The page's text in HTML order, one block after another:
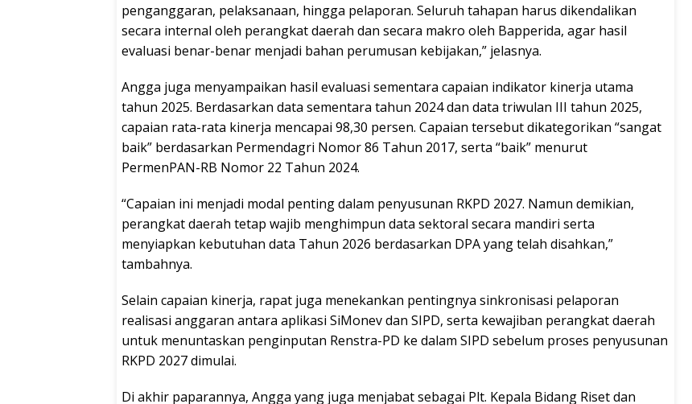
penganggaran, pelaksanaan, hingga pelaporan. Seluruh tahapan harus dikendalikan
secara internal oleh perangkat daerah dan secara makro oleh Bapperida, agar hasil
evaluasi benar-benar menjadi bahan perumusan kebijakan,” jelasnya.
Angga juga menyampaikan hasil evaluasi sementara capaian indikator kinerja utama
tahun 2025. Berdasarkan data sementara tahun 2024 dan data triwulan III tahun 2025,
capaian rata-rata kinerja mencapai 98,30 persen. Capaian tersebut dikategorikan “sangat
baik” berdasarkan Permendagri Nomor 86 Tahun 2017, serta “baik” menurut
PermenPAN-RB Nomor 22 Tahun 2024.
“Capaian ini menjadi modal penting dalam penyusunan RKPD 2027. Namun demikian,
perangkat daerah tetap wajib menghimpun data sektoral secara mandiri serta
menyiapkan kebutuhan data Tahun 2026 berdasarkan DPA yang telah disahkan,”
tambahnya.
Selain capaian kinerja, rapat juga menekankan pentingnya sinkronisasi pelaporan
realisasi anggaran antara aplikasi SiMonev dan SIPD, serta kewajiban perangkat daerah
untuk menuntaskan penginputan Renstra-PD ke dalam SIPD sebelum proses penyusunan
RKPD 2027 dimulai.
Di akhir paparannya, Angga yang juga menjabat sebagai Plt. Kepala Bidang Riset dan